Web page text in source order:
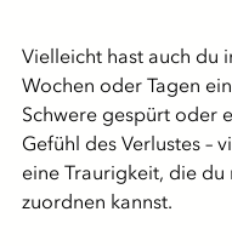
Vielleicht hast auch du
Wochen oder Tagen
Schwere gespürt oder
Gefühl des Verlustes –
eine Traurigkeit, die du
zuordnen kannst.